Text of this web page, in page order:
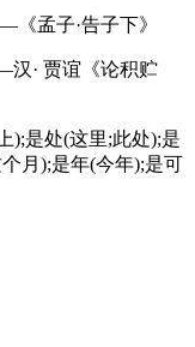
孟子·告子下》
· 贾谊《论积贮
);是处(这里;此处);是
月);是年(今年);是可